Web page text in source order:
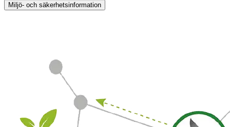
Miljö- och säkerhetsinformation